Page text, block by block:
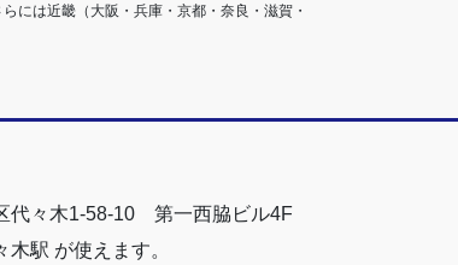
には近畿（大阪・兵庫・京都・奈良・滋賀・
代々木1-58-10 第一西脇ビル4F
木駅 が使えます。